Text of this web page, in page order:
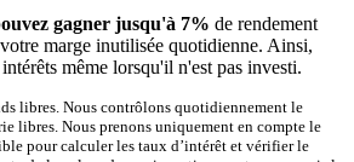
gagner jusqu'à 7% de rendement
marge inutilisée quotidienne. Ainsi,
même lorsqu'il n'est pas investi.
libres. Nous contrôlons quotidiennement le
libres. Nous prenons uniquement en compte le
pour calculer les taux dʼintérêt et vérifier le